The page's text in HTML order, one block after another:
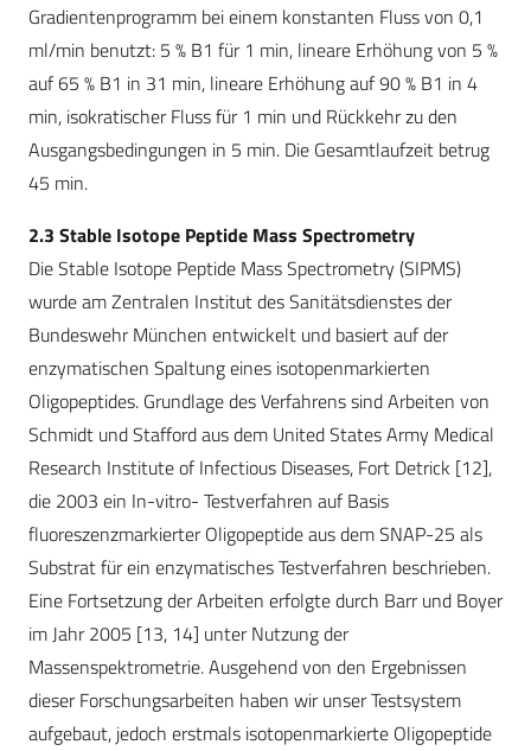
Gradientenprogramm bei einem konstanten Fluss von 0,1
ml/min benutzt: 5 % B1 für 1 min, lineare Erhöhung von 5 %
auf 65 % B1 in 31 min, lineare Erhöhung auf 90 % B1 in 4
min, isokratischer Fluss für 1 min und Rückkehr zu den
Ausgangsbedingungen in 5 min. Die Gesamtlaufzeit betrug
45 min.
2.3 Stable Isotope Peptide Mass Spectrometry
Die Stable Isotope Peptide Mass Spectrometry (SIPMS)
wurde am Zentralen Institut des Sanitätsdienstes der
Bundeswehr München entwickelt und basiert auf der
enzymatischen Spaltung eines isotopenmarkierten
Oligopeptides. Grundlage des Verfahrens sind Arbeiten von
Schmidt und Stafford aus dem United States Army Medical
Research Institute of Infectious Diseases, Fort Detrick [12],
die 2003 ein In-vitro- Testverfahren auf Basis
fluoreszenzmarkierter Oligopeptide aus dem SNAP-25 als
Substrat für ein enzymatisches Testverfahren beschrieben.
Eine Fortsetzung der Arbeiten erfolgte durch Barr und Boyer
im Jahr 2005 [13, 14] unter Nutzung der
Massenspektrometrie. Ausgehend von den Ergebnissen
dieser Forschungsarbeiten haben wir unser Testsystem
aufgebaut, jedoch erstmals isotopenmarkierte Oligopeptide